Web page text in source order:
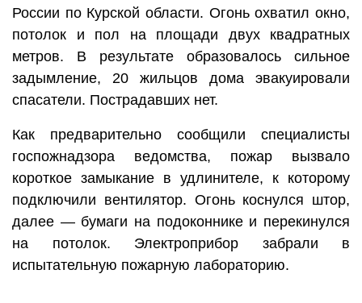
России по Курской области. Огонь охватил окно,
потолок и пол на площади двух квадратных
метров. В результате образовалось сильное
задымление, 20 жильцов дома эвакуировали
спасатели. Пострадавших нет.
Как предварительно сообщили специалисты
госпожнадзора ведомства, пожар вызвало
короткое замыкание в удлинителе, к которому
подключили вентилятор. Огонь коснулся штор,
далее — бумаги на подоконнике и перекинулся
на потолок. Электроприбор забрали в
испытательную пожарную лабораторию.